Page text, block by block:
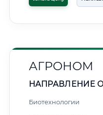
АГРОНОМ
НАПРАВЛЕНИЕ
Биотехнологии